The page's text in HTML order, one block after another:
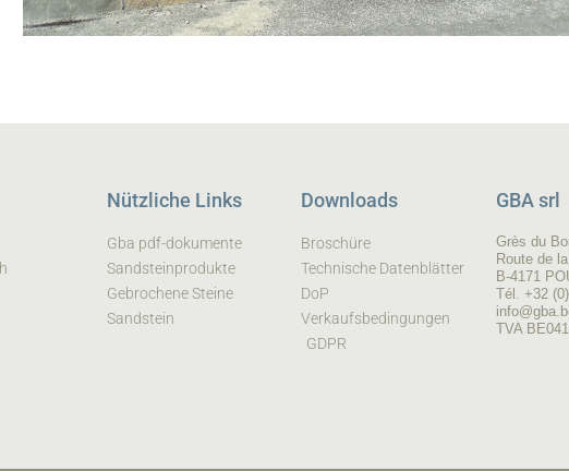
Nützliche Links
Gba pdf-dokumente
Sandsteinprodukte
Gebrochene Steine
Sandstein
Downloads
Broschüre
Technische Datenblätter
DoP
Verkaufsbedingungen
GDPR
GBA srl
Grès du
Route de
B-4171
Tél. +32
TVA